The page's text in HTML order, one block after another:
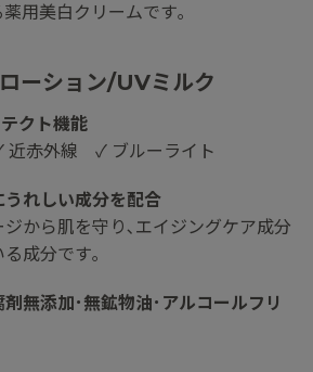
用美白クリームです｡
ーション/UVミルク
クト機能
赤外線 ✓ ブルーライト
れしい成分を配合
から肌を守り､エイジングケア成分
成分です｡
無添加･無鉱物油･アルコールフリ